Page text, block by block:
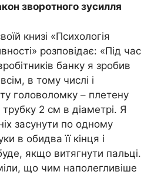
зворотного зусилля
книзі «Психологія
розповідає: «Під час
банку я зробив
в тому числі і
головоломку – плетену
2 см в діаметрі. Я
засунути по одному
в обидва її кінця і
якщо витягнути пальці.
що чим наполегливіше